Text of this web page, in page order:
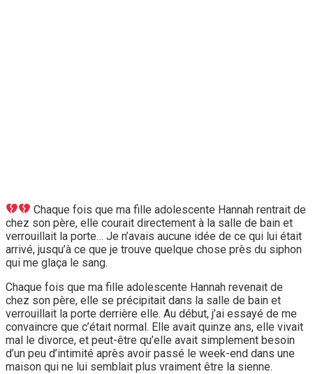
Chaque fois que ma fille adolescente Hannah rentrait de
chez son père, elle courait directement à la salle de bain et
verrouillait la porte… Je n’avais aucune idée de ce qui lui était
arrivé, jusqu’à ce que je trouve quelque chose près du siphon
qui me glaça le sang.
Chaque fois que ma fille adolescente Hannah revenait de
chez son père, elle se précipitait dans la salle de bain et
verrouillait la porte derrière elle. Au début, j’ai essayé de me
convaincre que c’était normal. Elle avait quinze ans, elle vivait
mal le divorce, et peut-être qu’elle avait simplement besoin
d’un peu d’intimité après avoir passé le week-end dans une
maison qui ne lui semblait plus vraiment être la sienne.